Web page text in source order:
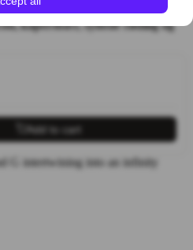
kapersbær, syltede rødløg og
Add to cart